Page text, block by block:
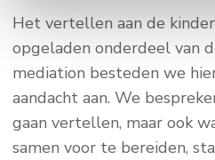
Het vertellen aan de
opgeladen onderdeel van
mediation besteden we
aandacht aan. We
gaan vertellen, maar ook
samen voor te bereiden,